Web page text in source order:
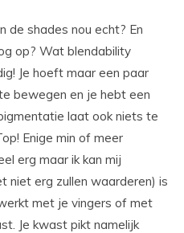
de shades nou echt? En
op? Wat blendability
Je hoeft maar een paar
bewegen en je hebt een
laat ook niets te
Enige min of meer
erg maar ik kan mij
niet erg zullen waarderen) is
met je vingers of met
Je kwast pikt namelijk